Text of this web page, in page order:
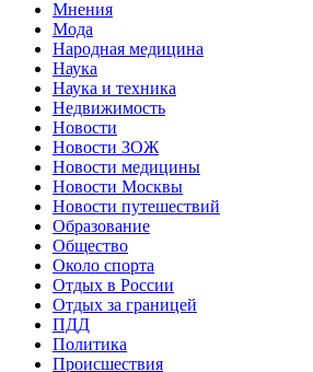
Мнения
Мода
Народная медицина
Наука
Наука и техника
Недвижимость
Новости
Новости ЗОЖ
Новости медицины
Новости Москвы
Новости путешествий
Образование
Общество
Около спорта
Отдых в России
Отдых за границей
ПДД
Политика
Происшествия